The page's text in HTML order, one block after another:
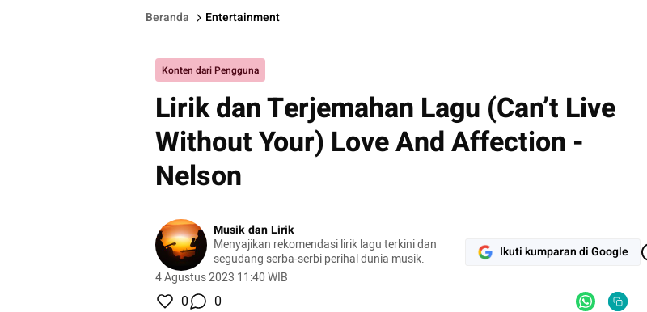
Beranda Entertainment
Konten dari Pengguna
Lirik dan Terjemahan Lagu (Can’t Live
Without Your) Love And Affection -
Nelson
Musik dan Lirik
Menyajikan rekomendasi lirik lagu terkini dan
segudang serba-serbi perihal dunia musik.
4 Agustus 2023 11:40 WIB
Ikuti kumparan di Google
0 0